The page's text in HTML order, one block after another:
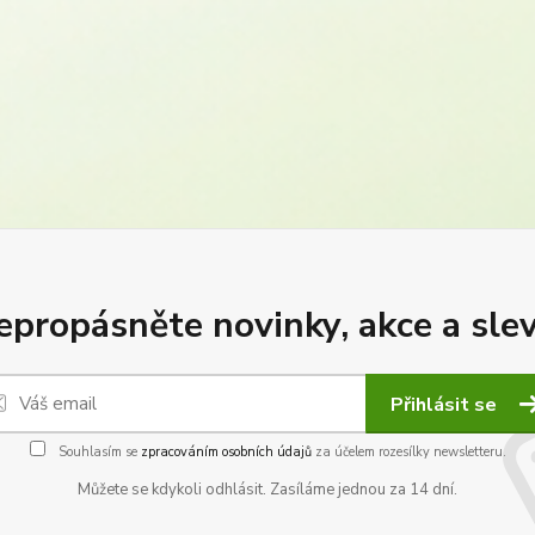
novinky, akce a
Přihlásit se
Souhlasím se zpracováním osobních údajůza účelem rozesílky newsletteru.
Můžete se kdykoli odhlásit. Zasíláme jednou za 14 dní.